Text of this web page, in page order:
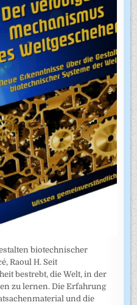
biotechnischer
Raoul H. Seit
bestrebt, die Welt, in der
zu lernen. Die Erfahrung
und die